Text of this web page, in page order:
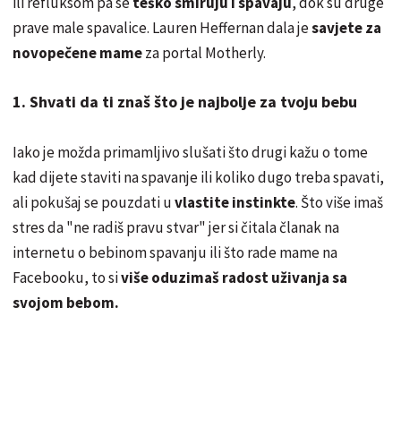
prave male spavalice. Lauren Heffernan dala jesavjete za
novopečene mameza portal Motherly.
1. Shvati da ti znaš što je najbolje za tvoju bebu
Iako je možda primamljivo slušati što drugi kažu o tome
kad dijete staviti na spavanje ili koliko dugo treba spavati,
ali pokušaj se pouzdati uvlastite instinkte. Što više imaš
stres da "ne radiš pravu stvar" jer si čitala članak na
internetu o bebinom spavanju ili što rade mame na
Facebooku, to siviše oduzimaš radost uživanja sa
svojom bebom.